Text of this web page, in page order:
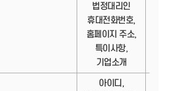
법정대리인
휴대전화번호,
홈페이지 주소,
특이사항,
기업소개
아이디,